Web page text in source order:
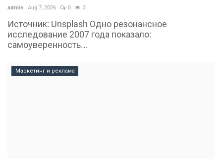
admin Aug 7, 2026 0 3
Источник: Unsplash Одно резонансное
исследование 2007 года показало:
самоуверенность...
Маркетинг и реклама